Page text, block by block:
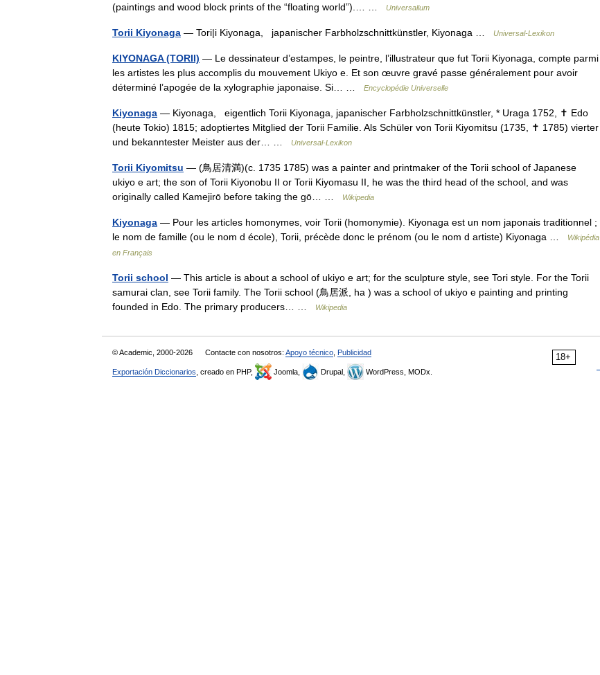
(paintings and wood block prints of the “floating world”).… …
Universalium
Torii Kiyonaga — Tori|i Kiyonaga, japanischer Farbholzschnittkünstler, Kiyonaga … Universal-Lexikon
KIYONAGA (TORII) — Le dessinateur d’estampes, le peintre, l’illustrateur que fut Torii Kiyonaga, compte parmi
les artistes les plus accomplis du mouvement Ukiyo e. Et son œuvre gravé passe généralement pour avoir
déterminé l’apogée de la xylographie japonaise. Si… …
Encyclopédie Universelle
Kiyonaga — Kiyonaga, eigentlich Torii Kiyonaga, japanischer Farbholzschnittkünstler, * Uraga 1752, ✝ Edo
(heute Tokio) 1815; adoptiertes Mitglied der Torii Familie. Als Schüler von Torii Kiyomitsu (1735, ✝ 1785) vierter
und bekanntester Meister aus der… …
Universal-Lexikon
Torii Kiyomitsu — (鳥居清満)(c. 1735 1785) was a painter and printmaker of the Torii school of Japanese
ukiyo e art; the son of Torii Kiyonobu II or Torii Kiyomasu II, he was the third head of the school, and was
originally called Kamejirō before taking the gō… …
Wikipedia
Kiyonaga — Pour les articles homonymes, voir Torii (homonymie). Kiyonaga est un nom japonais traditionnel ;
le nom de famille (ou le nom d école), Torii, précède donc le prénom (ou le nom d artiste) Kiyonaga …
Wikipédia
en Français
Torii school — This article is about a school of ukiyo e art; for the sculpture style, see Tori style. For the Torii
samurai clan, see Torii family. The Torii school (鳥居派, ha ) was a school of ukiyo e painting and printing
founded in Edo. The primary producers… …
Wikipedia
18+
© Academic, 2000-2026 Contacte con nosotros: Apoyo técnico Publicidad
Exportación Diccionarios , creado en PHP, Joomla, Drupal, WordPress, MODx.